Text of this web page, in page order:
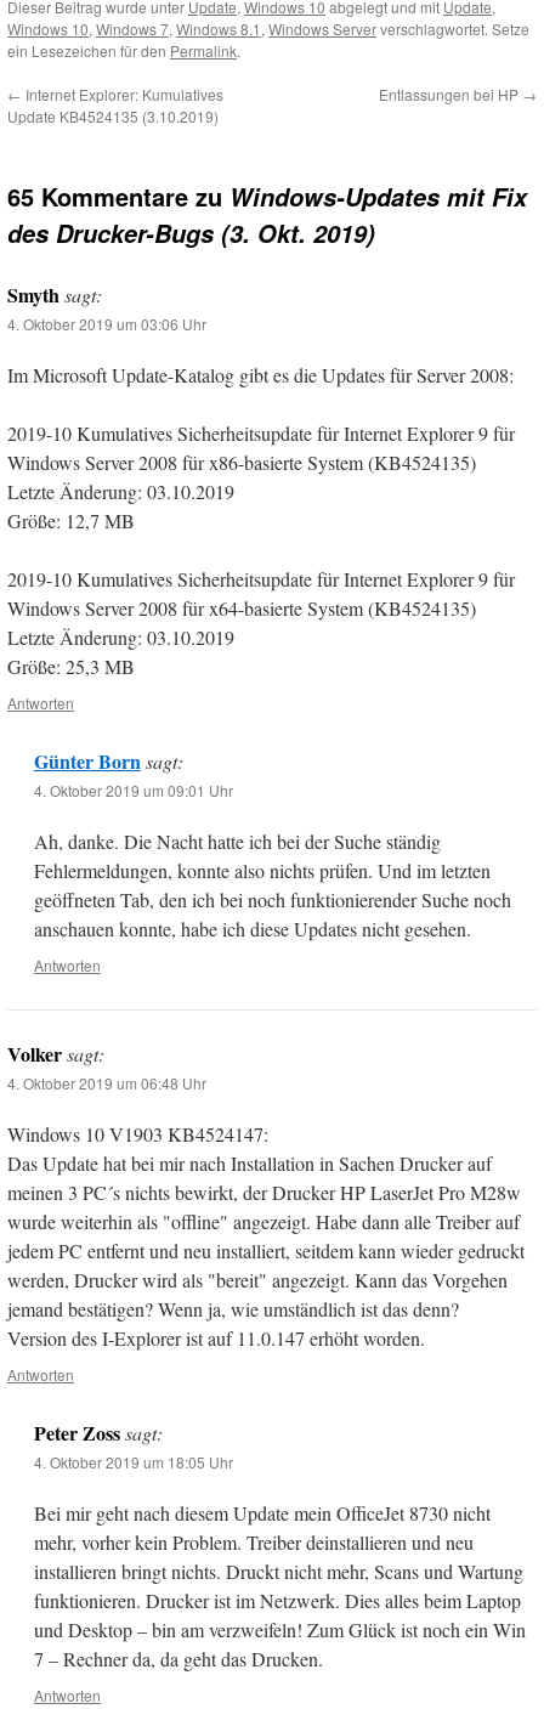
Dieser Beitrag wurde unter Update, Windows 10 abgelegt und mit Update,
Windows 10, Windows 7, Windows 8.1 , Windows Serververschlagwortet. Setze
ein Lesezeichen für den Permalink.
← Internet Explorer: Kumulatives
Update KB4524135 (3.10.2019)
Entlassungen bei HP →
65 Kommentare zu Windows-Updates mit Fix
des Drucker-Bugs (3. Okt. 2019)
Smythsagt:
4. Oktober 2019 um 03:06 Uhr
Im Microsoft Update-Katalog gibt es die Updates für Server 2008:
2019-10 Kumulatives Sicherheitsupdate für Internet Explorer 9 für
Windows Server 2008 für x86-basierte System (KB4524135)
Letzte Änderung: 03.10.2019
Größe: 12,7 MB
2019-10 Kumulatives Sicherheitsupdate für Internet Explorer 9 für
Windows Server 2008 für x64-basierte System (KB4524135)
Letzte Änderung: 03.10.2019
Größe: 25,3 MB
Antworten
Günter Born sagt:
4. Oktober 2019 um 09:01 Uhr
Ah, danke. Die Nacht hatte ich bei der Suche ständig
Fehlermeldungen, konnte also nichts prüfen. Und im letzten
geöffneten Tab, den ich bei noch funktionierender Suche noch
anschauen konnte, habe ich diese Updates nicht gesehen.
Antworten
Volkersagt:
4. Oktober 2019 um 06:48 Uhr
Windows 10 V1903 KB4524147:
Das Update hat bei mir nach Installation in Sachen Drucker auf
meinen 3 PC´s nichts bewirkt, der Drucker HP LaserJet Pro M28w
wurde weiterhin als "offline" angezeigt. Habe dann alle Treiber auf
jedem PC entfernt und neu installiert, seitdem kann wieder gedruckt
werden, Drucker wird als "bereit" angezeigt. Kann das Vorgehen
jemand bestätigen? Wenn ja, wie umständlich ist das denn?
Version des I-Explorer ist auf 11.0.147 erhöht worden.
Antworten
Peter Zoss sagt:
4. Oktober 2019 um 18:05 Uhr
Bei mir geht nach diesem Update mein OfficeJet 8730 nicht
mehr, vorher kein Problem. Treiber deinstallieren und neu
installieren bringt nichts. Druckt nicht mehr, Scans und Wartung
funktionieren. Drucker ist im Netzwerk. Dies alles beim Laptop
und Desktop – bin am verzweifeln! Zum Glück ist noch ein Win
7 – Rechner da, da geht das Drucken.
Antworten